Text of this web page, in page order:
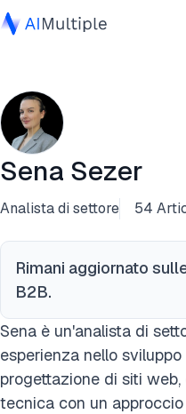
Sicurezza Informatica
Dati
Software Aziendale
Servizi
Sena Sezer
Analista di settore 54
Rimani aggiornato
B2B.
Sena è un'analista di
esperienza nello
progettazione di siti
tecnica con un